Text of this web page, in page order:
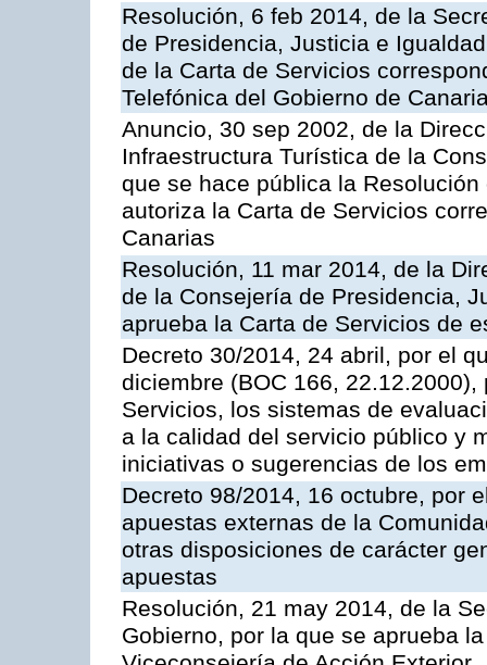
Resolución, 6 feb 2014, de la
de Presidencia, Justicia e
de la Carta de Servicios
Telefónica del Gobierno de
Anuncio, 30 sep 2002, de la
Infraestructura Turística de la
que se hace pública la
autoriza la Carta de Servicios
Canarias
Resolución, 11 mar 2014, de la
de la Consejería de Presidencia,
aprueba la Carta de Servicios de
Decreto 30/2014, 24 abril, por el
diciembre (BOC 166,
Servicios, los sistemas de
a la calidad del servicio público y
iniciativas o sugerencias de los
Decreto 98/2014, 16 octubre, por
apuestas externas de la
otras disposiciones de carácter
apuestas
Resolución, 21 may 2014, de la
Gobierno, por la que se aprueba